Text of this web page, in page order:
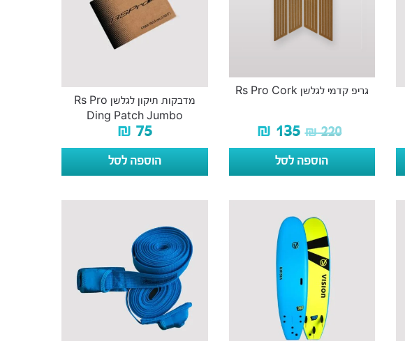
גריפ קדמי לגלשן Rs Pro Cork
₪220
₪ 135
הוספה לסל
מדבקות תיקון לגלשן Rs Pro
Ding Patch Jumbo
₪ 75
הוספה לסל